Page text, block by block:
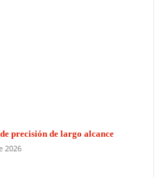
precisión de largo alcance
2026